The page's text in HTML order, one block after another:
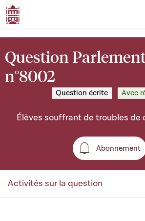
Question
n°8002
Question écrite Avec
Élèves souffrant de troubles
Abonnement
Activités sur la question